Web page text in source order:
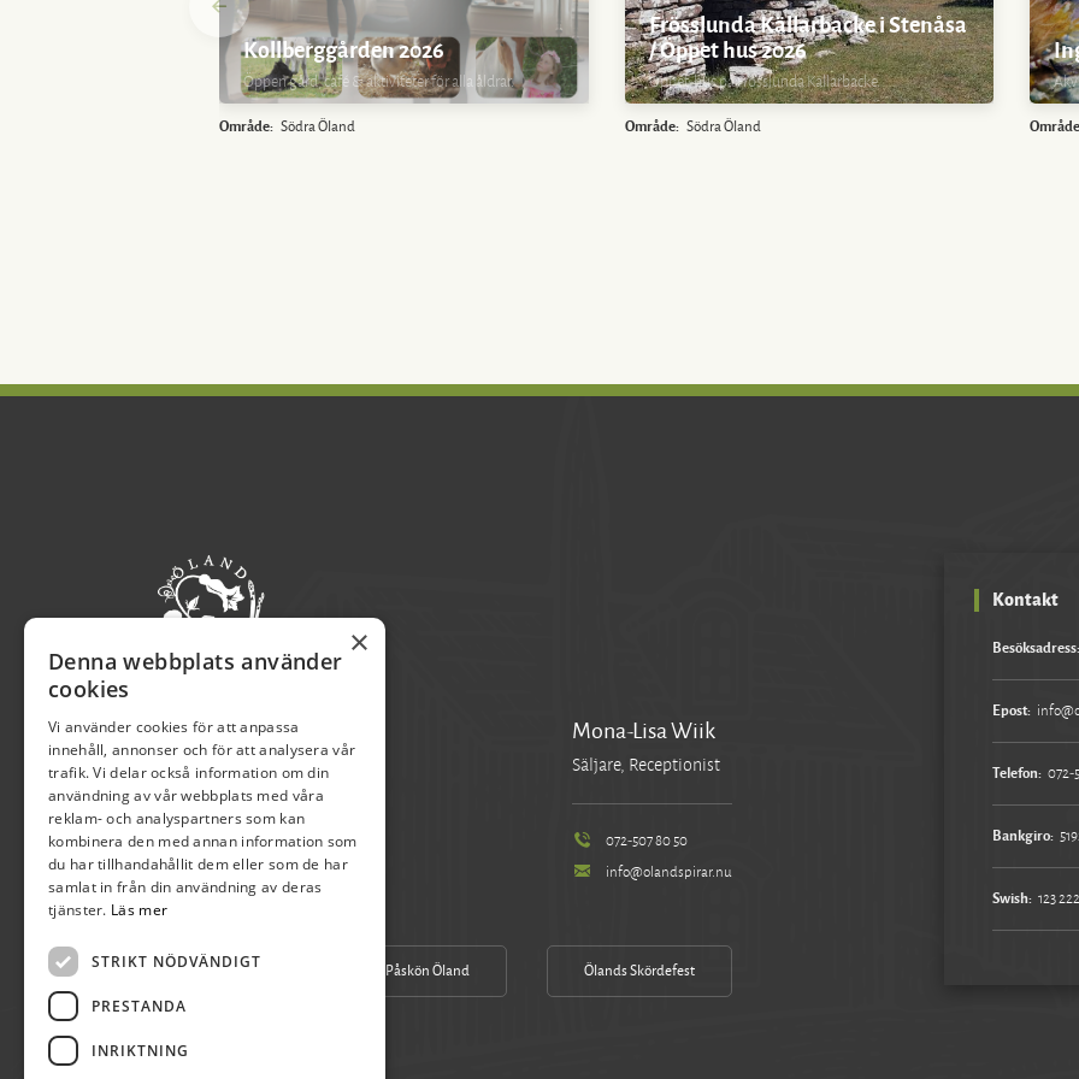
Kollberggården 2026
Öppen gård, café & aktiviteter för alla åldrar.
Område: Södra Öland
Frösslunda Källarbacke i Stenåsa
/ Öppet hus 2026
Öppet-hus på Frösslunda Källarbacke.
Område: Södra Öland
Pia Axelsson
Verksamhetschef
070-390 17 04
info@olandspirar.nu
Mona-Lisa Wiik
Säljare, Receptionist
072-507 80 50
info@olandspirar.nu
Vår Facebook Påskön Öland Ölands Skördefest
Kontakt
Besöksadress:
Epost:
Telefon: 072-
Bankgiro:
Swish: 123
×
Denna webbplats använder
cookies
Vi använder cookies för att anpassa
innehåll, annonser och för att analysera vår
trafik. Vi delar också information om din
användning av vår webbplats med våra
reklam- och analyspartners som kan
kombinera den med annan information som
du har tillhandahållit dem eller som de har
samlat in från din användning av deras
tjänster. Läs mer
STRIKT NÖDVÄNDIGT
PRESTANDA
INRIKTNING